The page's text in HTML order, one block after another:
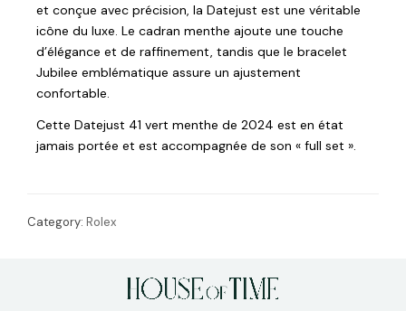
et conçue avec précision, la Datejust est une véritable
icône du luxe. Le cadran menthe ajoute une touche
d’élégance et de raffinement, tandis que le bracelet
Jubilee emblématique assure un ajustement
confortable.
Cette Datejust 41 vert menthe de 2024 est en état
jamais portée et est accompagnée de son « full set ».
Category: Rolex